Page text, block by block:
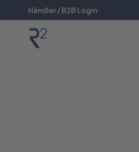
Händler / B2B Login